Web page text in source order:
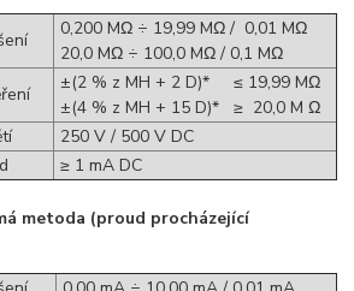
0,200 MΩ ÷ 19,99 MΩ / 0,01 MΩ
20,0 MΩ ÷ 100,0 MΩ / 0,1 MΩ
±(2 % z MH + 2 D)* ≤ 19,99 MΩ
±(4 % z MH + 15 D)* ≥ 20,0 M Ω
250 V / 500 V DC
≥ 1 mA DC
metoda (proud procházející